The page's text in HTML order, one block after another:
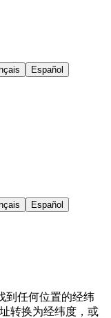
Español
Español
到任何位置的经纬
转换为经纬度，或